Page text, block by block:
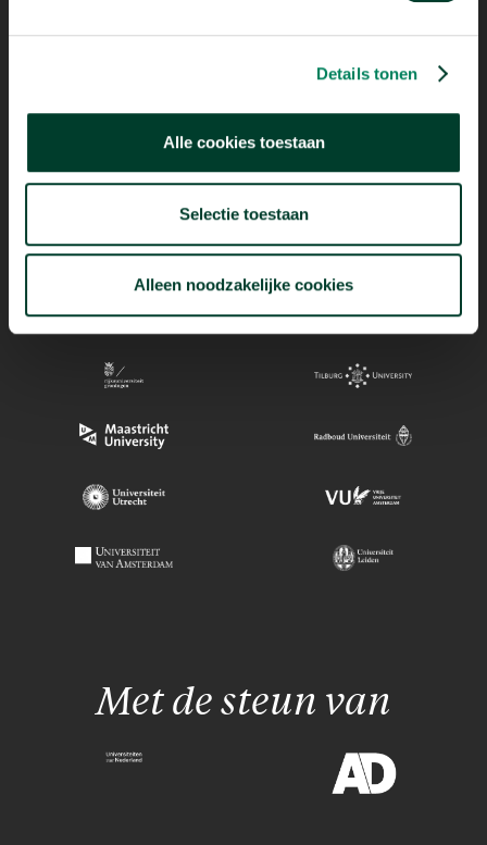
Details tonen
Alle cookies toestaan
Selectie toestaan
Alleen noodzakelijke cookies
Mogelijk dankzij
Met de steun van